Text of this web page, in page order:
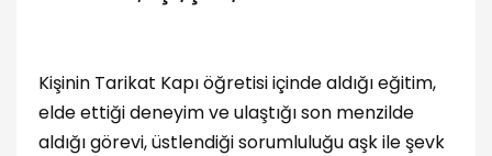
Kişinin Tarikat Kapı öğretisi içinde aldığı eğitim,
elde ettiği deneyim ve ulaştığı son menzilde
aldığı görevi, üstlendiği sorumluluğu aşk ile şevk